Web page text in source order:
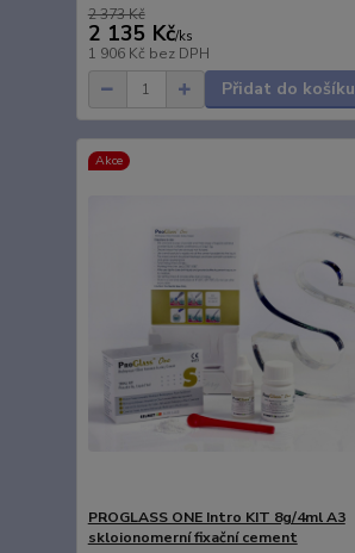
2 373 Kč
2 135 Kč/ks
1 906 Kč bez DPH
Přidat do košíku
Akce
PROGLASS ONE Intro KIT 8g/4ml A3
skloionomerní fixační cement